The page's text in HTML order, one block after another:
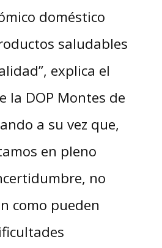
doméstico
saludables
explica el
la DOP Montes de
a su vez que,
en pleno
no
como pueden